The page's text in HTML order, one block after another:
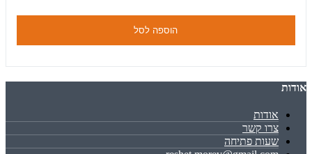
הוספה לסל
אודות
אודות
צרו קשר
שעות פתיחה